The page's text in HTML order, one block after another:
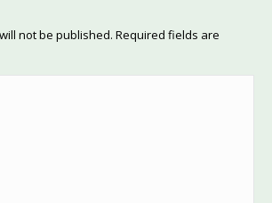
not be published. Required fields are